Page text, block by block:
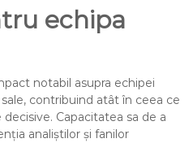
echipa
notabil asupra echipei
contribuind atât în ceea ce
Capacitatea sa de a
analiștilor și fanilor